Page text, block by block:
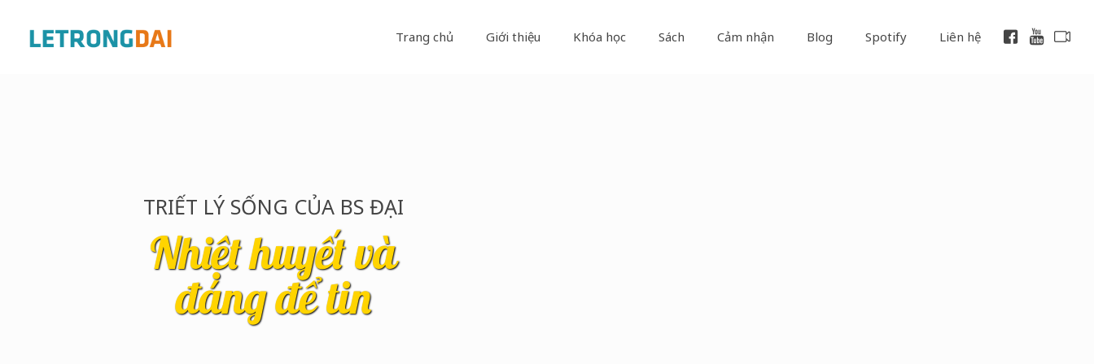
Trang chủ Giới thiệu Khóa học Sách Cảm nhận Blog Spotify Liên hệ
TRIẾT LÝ SỐNG CỦA BS ĐẠI
Nhiệt huyết và
đáng để tin